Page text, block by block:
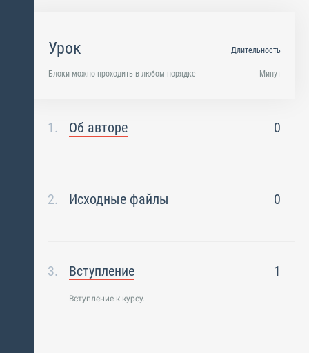
Урок
Блоки можно проходить в любом порядке
Длительность
Минут
Об авторе 0
Исходные файлы 0
Вступление 1
Вступление к курсу.